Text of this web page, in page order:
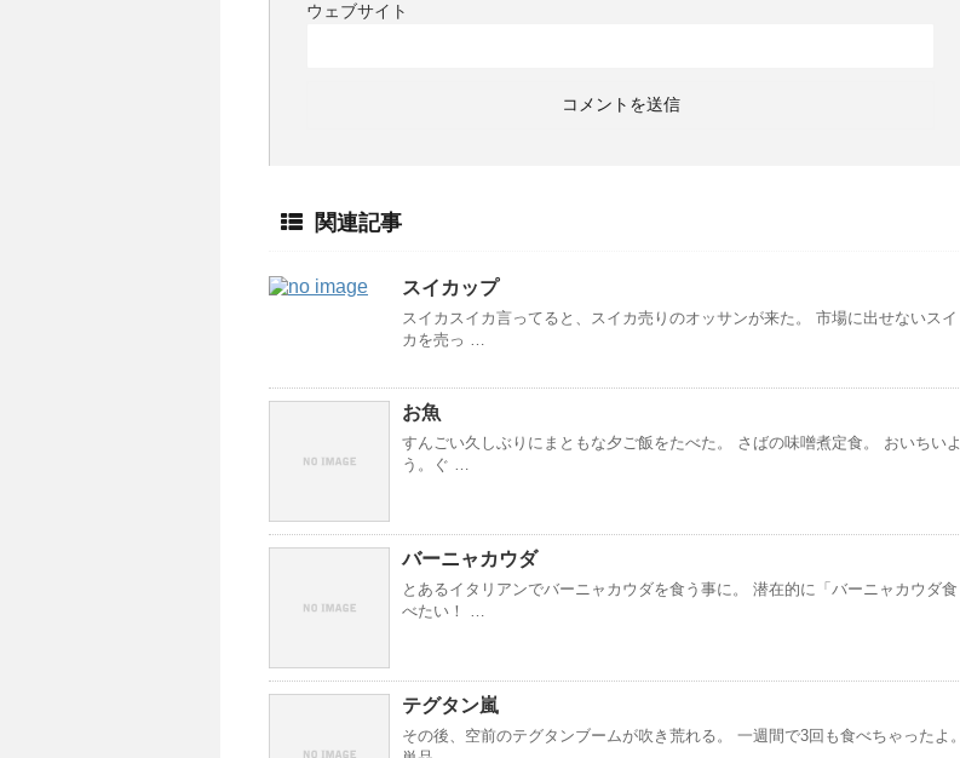
ウェブサイト
関連記事
スイカップ
スイカスイカ言ってると、スイカ売りのオッサンが来た。 市場に出せないスイ
カを売っ …
お魚
すんごい久しぶりにまともな夕ご飯をたべた。 さばの味噌煮定食。 おいちいよ
う。ぐ …
バーニャカウダ
とあるイタリアンでバーニャカウダを食う事に。 潜在的に「バーニャカウダ食
べたい！ …
テグタン嵐
その後、空前のテグタンブームが吹き荒れる。 一週間で3回も食べちゃったよ。